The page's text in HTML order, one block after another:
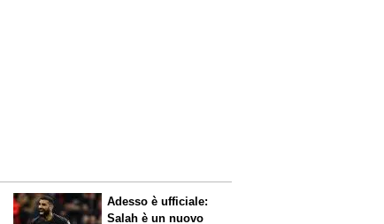
Adesso è ufficiale:
Salah è un nuovo